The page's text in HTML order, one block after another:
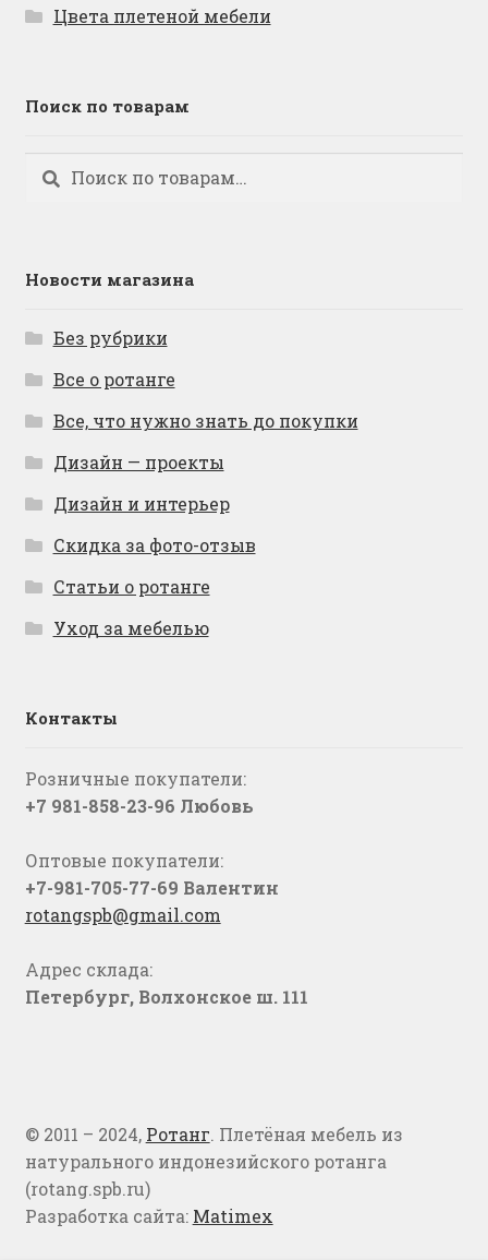
Цвета плетеной мебели
Поиск по товарам
Искать:
Поиск
Новости магазина
Без рубрики
Все о ротанге
Все, что нужно знать до покупки
Дизайн — проекты
Дизайн и интерьер
Скидка за фото-отзыв
Статьи о ротанге
Уход за мебелью
Контакты
Розничные покупатели:
+7 981-858-23-96 Любовь
Оптовые покупатели:
+7-981-705-77-69 Валентин
rotangspb@gmail.com
Адрес склада:
Петербург, Волхонское ш. 111
© 2011 – 2024, Ротанг. Плетёная мебель из
натурального индонезийского ротанга
(rotang.spb.ru)
Разработка сайта: Matimex